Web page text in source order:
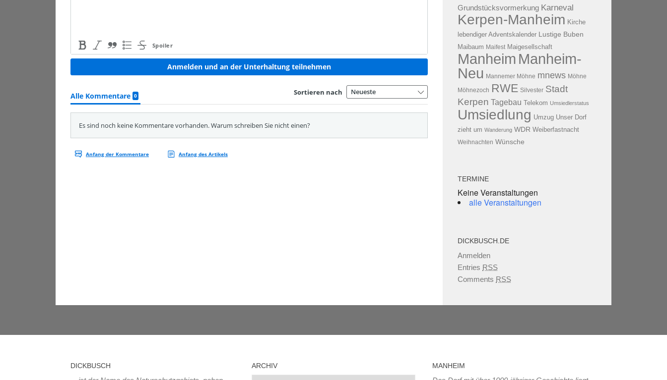
Grundstücksvormerkung Karneval
Kerpen-Manheim Kirche
lebendiger Adventskalender Lustige Buben
Maibaum Maifest Maigesellschaft
Manheim Manheim-
Neu Mannemer Möhne mnews Möhne
Möhnezoch RWE Silvester Stadt
Kerpen Tagebau Telekom Umsiedlerstatus
Umsiedlung Umzug Unser Dorf
zieht um Wanderung WDR Weiberfastnacht
Weihnachten Wünsche
TERMINE
Keine Veranstaltungen
alle Veranstaltungen
DICKBUSCH.DE
Anmelden
Entries RSS
Comments RSS
DICKBUSCH ARCHIV MANHEIM